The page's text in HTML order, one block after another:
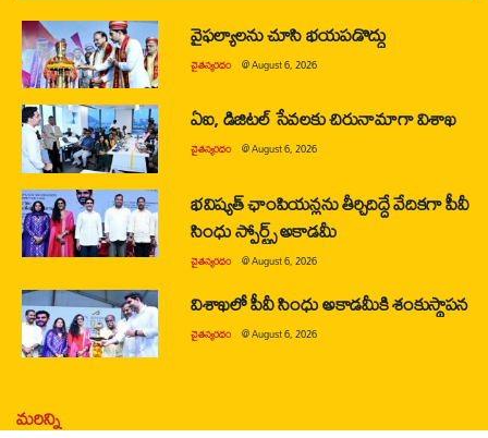
వైఫల్యాలను చూసి భయపడొద్దు
చైతన్యరధం @August 6, 2026
ఏఐ, డిజిటల్ సేవలకు చిరునామాగా విశాఖ
చైతన్యరధం @August 6, 2026
భవిష్యత్ ఛాంపియన్లను తీర్చిదిద్దే వేదికగా పీవీ
సింధు స్పోర్ట్స్ అకాడమీ
చైతన్యరధం @August 6, 2026
విశాఖలో పీవీ సింధు అకాడమీకి శంకుస్థాపన
చైతన్యరధం @August 6, 2026
మరిన్ని